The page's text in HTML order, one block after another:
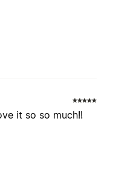
it so so much!!